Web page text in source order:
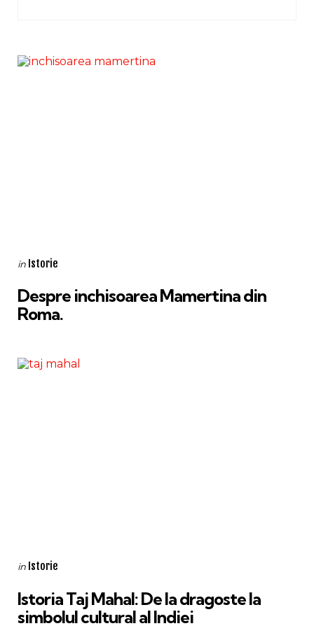
Categories
Posted
in Istorie
Despre inchisoarea Mamertina din
Roma.
Categories
Posted
in Istorie
Istoria Taj Mahal: De la dragoste la
simbolul cultural al Indiei